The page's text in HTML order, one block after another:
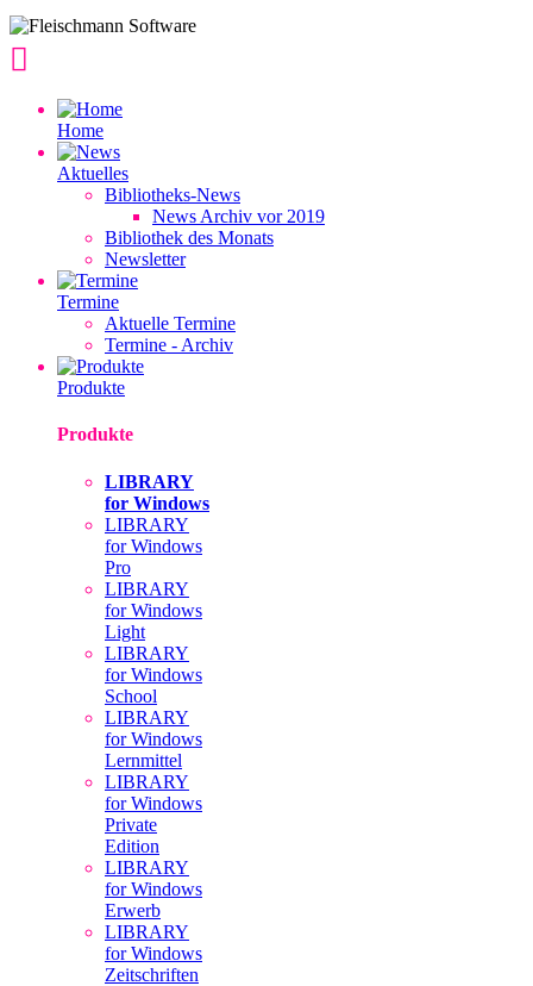
Home
Aktuelles
Bibliotheks-News
News Archiv vor 2019
Bibliothek des Monats
Newsletter
Termine
Aktuelle Termine
Termine - Archiv
Produkte
Produkte
LIBRARY
for Windows
LIBRARY
for Windows
Pro
LIBRARY
for Windows
Light
LIBRARY
for Windows
School
LIBRARY
for Windows
Lernmittel
LIBRARY
for Windows
Private
Edition
LIBRARY
for Windows
Erwerb
LIBRARY
for Windows
Zeitschriften